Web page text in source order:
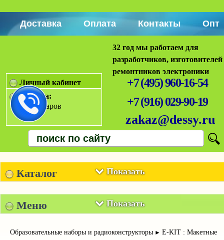
Доставка Оплата Контакты Опт
32 год мы работаем для
разработчиков,
ремонтников электроники
+7 (495) 960-16-54
+7 (916) 029-90-19
zakaz@dessy.ru
Личный кабинет
Корзина:
Нет товаров
Показать
Каталог
Показать
Меню
Образовательные наборы и радиоконструкторы ► E-KIT : Макетные